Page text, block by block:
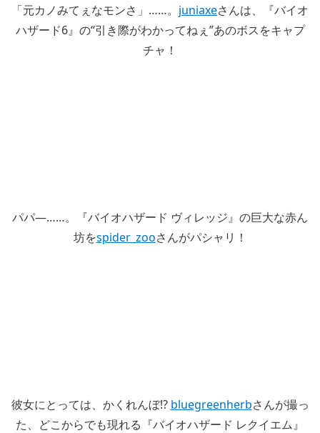
「元カノみてぇなモンさ」……。 juniaxeさんは、『バイオ
ハザード6』の“引き際がわかってねぇ”あのボスをキャプ
チャ！
パパ―……。『バイオハザード ヴィレッジ』の巨大な赤ん
坊をspider_zooさんがパシャリ！
彼女にとっては、かくれんぼ!? bluegreenherbさんが撮っ
た、どこからでも現れる『バイオハザード レクイエム』